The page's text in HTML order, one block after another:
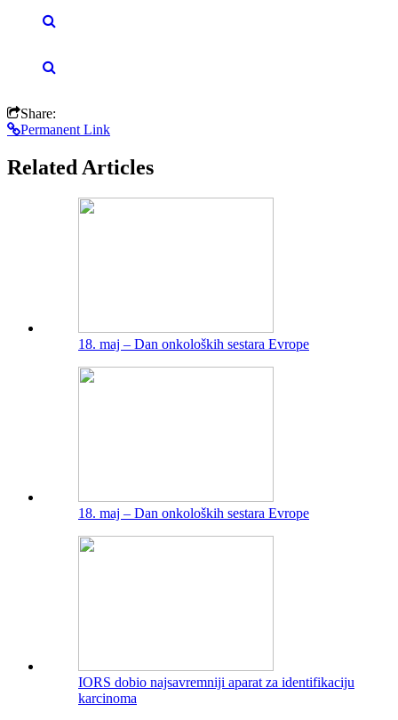
Share:
Permanent Link
Related Articles
18. maj – Dan onkoloških sestara Evrope
18. maj – Dan onkoloških sestara Evrope
IORS dobio najsavremniji aparat za identifikaciju
karcinoma